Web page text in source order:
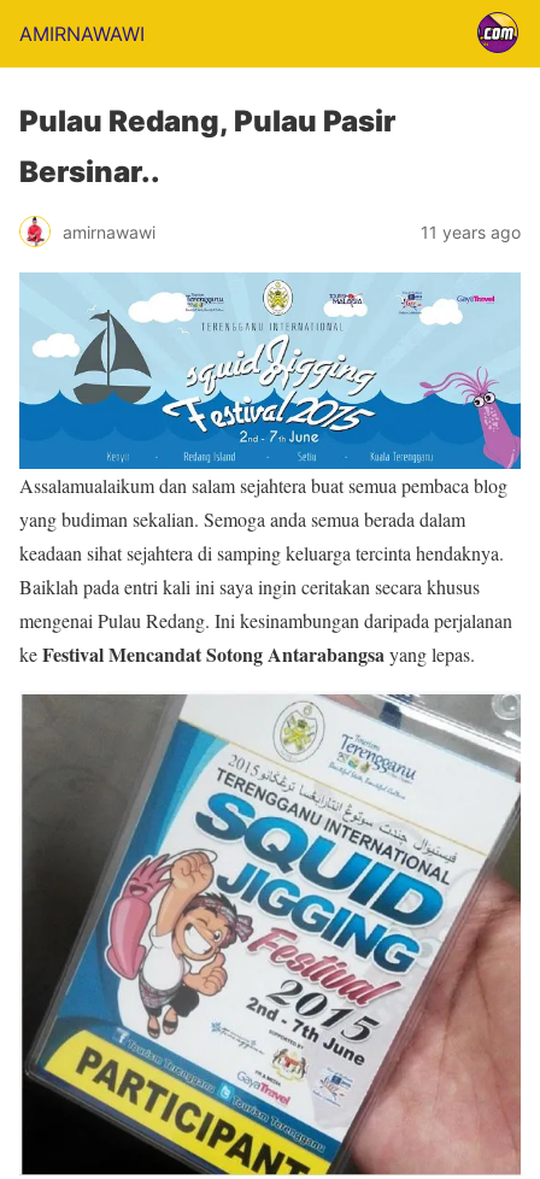
AMIRNAWAWI
Pulau Redang, Pulau Pasir
Bersinar..
amirnawawi 11 years ago
Assalamualaikum dan salam sejahtera buat semua pembaca blog
yang budiman sekalian. Semoga anda semua berada dalam
keadaan sihat sejahtera di samping keluarga tercinta hendaknya.
Baiklah pada entri kali ini saya ingin ceritakan secara khusus
mengenai Pulau Redang. Ini kesinambungan daripada perjalanan
keFestival Mencandat Sotong Antarabangsa yang lepas.